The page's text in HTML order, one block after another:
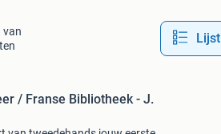
van
Lijst
/ Franse Bibliotheek - J.